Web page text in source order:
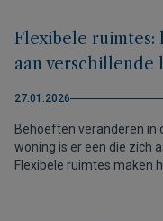
Flexibele ruimtes:
aan verschillende
27.01.2026
Behoeften veranderen in
woning is er een die zich
Flexibele ruimtes maken